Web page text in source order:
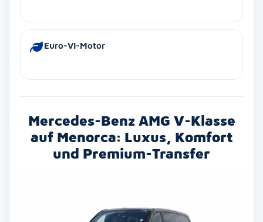
Euro-VI-Motor
Mercedes-Benz AMG V-Klasse
auf Menorca: Luxus, Komfort
und Premium-Transfer